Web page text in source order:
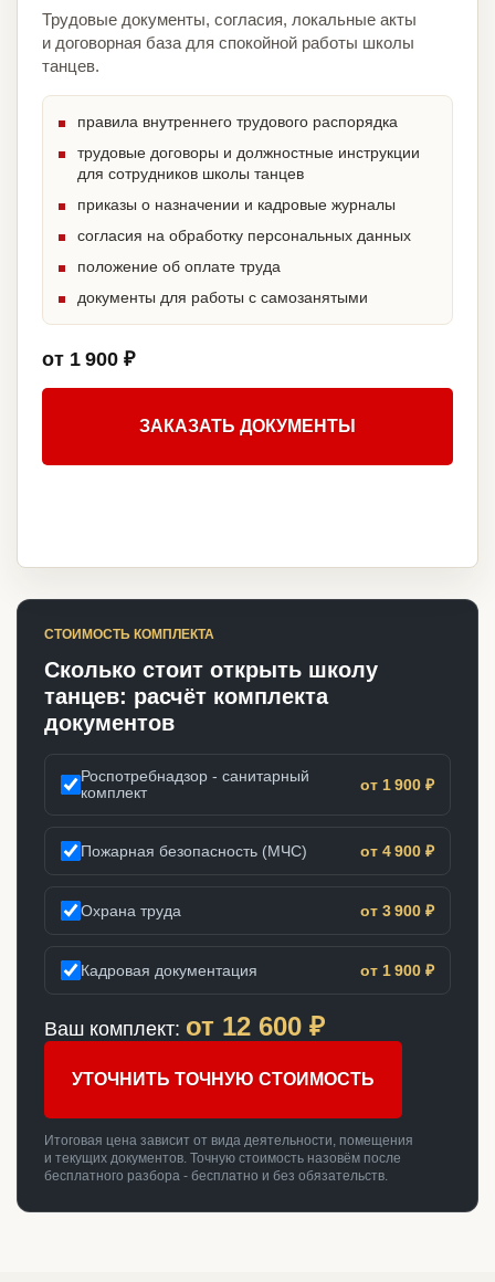
Трудовые документы, согласия, локальные акты
и договорная база для спокойной работы школы
танцев.
правила внутреннего трудового распорядка
трудовые договоры и должностные инструкции
для сотрудников школы танцев
приказы о назначении и кадровые журналы
согласия на обработку персональных данных
положение об оплате труда
документы для работы с самозанятыми
от 1 900 ₽
ЗАКАЗАТЬ ДОКУМЕНТЫ
СТОИМОСТЬ КОМПЛЕКТА
Сколько стоит открыть школу
танцев: расчёт комплекта
документов
Роспотребнадзор - санитарный
комплект
от 1 900 ₽
Пожарная безопасность (МЧС) от 4 900 ₽
Охрана труда от 3 900 ₽
Кадровая документация от 1 900 ₽
Ваш комплект: от 12 600 ₽
УТОЧНИТЬ ТОЧНУЮ СТОИМОСТЬ
Итоговая цена зависит от вида деятельности, помещения
и текущих документов. Точную стоимость назовём после
бесплатного разбора - бесплатно и без обязательств.